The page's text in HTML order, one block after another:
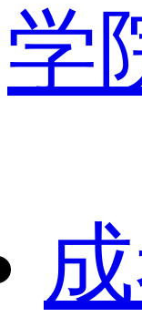
学